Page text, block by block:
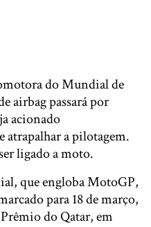
do Mundial de
airbag passará por
acionado
atrapalhar a pilotagem.
ligado a moto.
que engloba MotoGP,
para 18 de março,
do Qatar, em